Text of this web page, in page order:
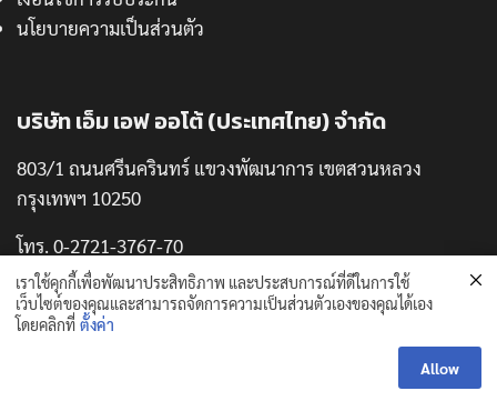
นโยบายความเป็นส่วนตัว
บริษัท เอ็ม เอฟ ออโต้ (ประเทศไทย) จำกัด
803/1 ถนนศรีนครินทร์ แขวงพัฒนาการ เขตสวนหลวง
กรุงเทพฯ 10250
โทร. 0-2721-3767-70
แฟกซ์. 0-2721-3771
เราใช้คุกกี้เพื่อพัฒนาประสิทธิภาพ และประสบการณ์ที่ดีในการใช้
เว็บไซต์ของคุณและสามารถจัดการความเป็นส่วนตัวเองของคุณได้เอง
โดยคลิกที่ ตั้งค่า
Allow